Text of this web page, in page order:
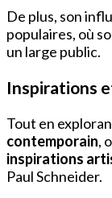
De plus, son
populaires, où
un large public.
Inspirations
Tout en
contemporain,
inspirations
Paul Schneider.